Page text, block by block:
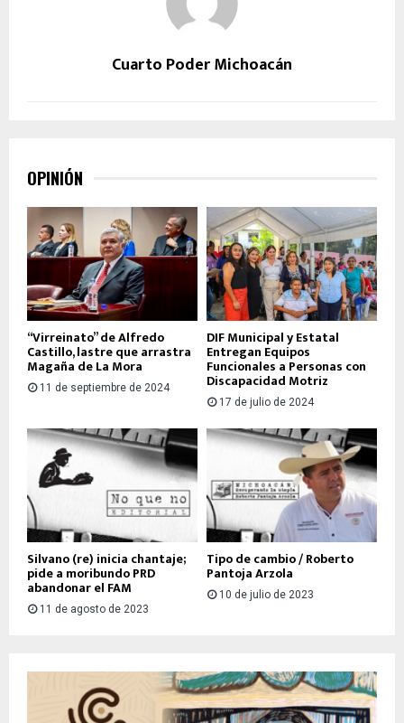
Cuarto Poder Michoacán
OPINIÓN
“Virreinato” de Alfredo
Castillo, lastre que arrastra
Magaña de La Mora
11 de septiembre de 2024
DIF Municipal y Estatal
Entregan Equipos
Funcionales a Personas con
Discapacidad Motriz
17 de julio de 2024
Silvano (re) inicia chantaje;
pide a moribundo PRD
abandonar el FAM
11 de agosto de 2023
Tipo de cambio / Roberto
Pantoja Arzola
10 de julio de 2023